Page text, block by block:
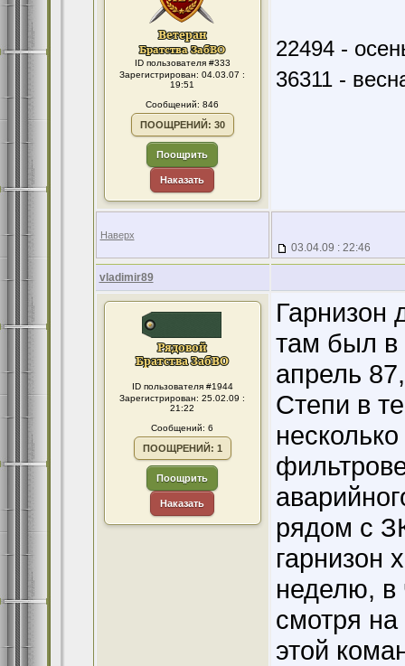
ID пользователя #333
Зарегистрирован: 04.03.07 :
19:51
Сообщений: 846
ПООЩРЕНИЙ: 30
Поощрить
Наказать
22494 -
36311 -
Наверх
03.04.09 : 22:46
vladimir89
ID пользователя #1944
Зарегистрирован: 25.02.09 :
21:22
Сообщений: 6
ПООЩРЕНИЙ: 1
Поощрить
Наказать
Гарнизон
там был в
апрель
Степи в
рядом с
гарнизон
неделю, в
смотря
этой